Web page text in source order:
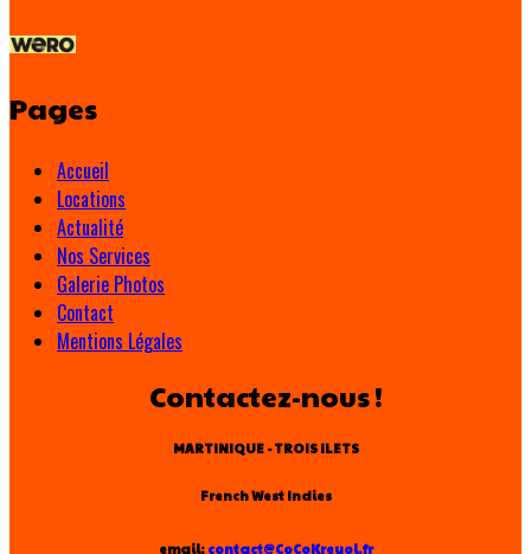
Pages
Accueil
Locations
Actualité
Nos Services
Galerie Photos
Contact
Mentions Légales
Contactez-nous !
MARTINIQUE - TROIS ILETS
French West Indies
email: contact@CoCoKreyol.fr